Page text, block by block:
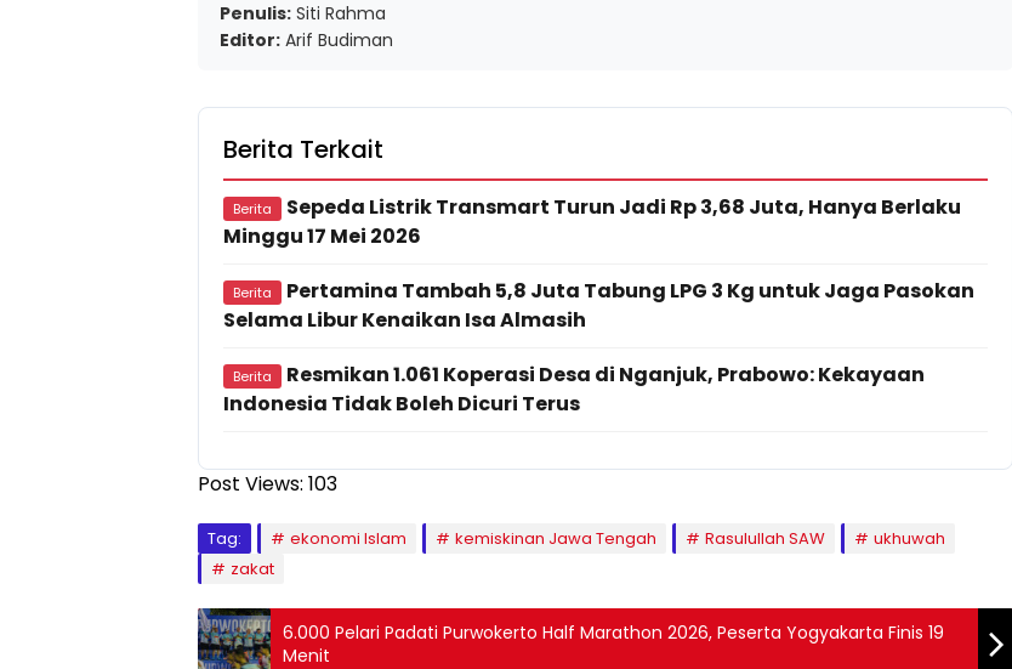
Penulis: Siti Rahma
Editor: Arif Budiman
Berita Terkait
Berita
Sepeda Listrik Transmart Turun Jadi Rp 3,68 Juta, Hanya Berlaku
Minggu 17 Mei 2026
Berita
Pertamina Tambah 5,8 Juta Tabung LPG 3 Kg untuk Jaga Pasokan
Selama Libur Kenaikan Isa Almasih
Berita
Resmikan 1.061 Koperasi Desa di Nganjuk, Prabowo: Kekayaan
Indonesia Tidak Boleh Dicuri Terus
Post Views: 103
Tag: ekonomi Islam kemiskinan Jawa Tengah Rasulullah SAW
ukhuwah
zakat
6.000 Pelari Padati Purwokerto Half Marathon 2026, Peserta Yogyakarta Finis 19
Menit